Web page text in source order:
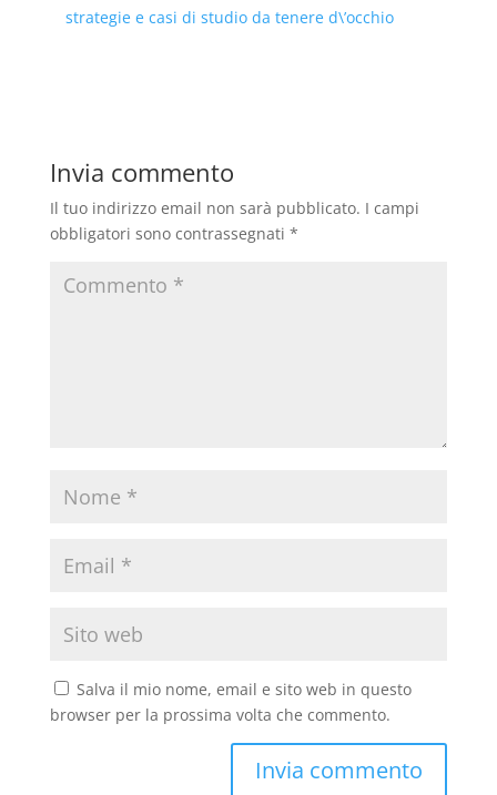
strategie e casi di studio da tenere d\’occhio
Invia commento
Il tuo indirizzo email non sarà pubblicato. I campi
obbligatori sono contrassegnati *
Salva il mio nome, email e sito web in questo
browser per la prossima volta che commento.